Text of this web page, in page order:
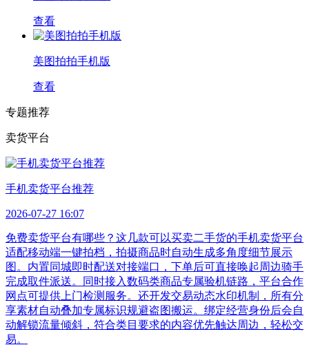
查看
美图拍拍手机版
查看
专题推荐
卖货平台
手机卖货平台推荐
2026-07-27 16:07
免费卖货平台有哪些？这几款可以买卖二手货的手机卖货平台
适配移动端一键拍档，拍摄商品时自动生成多角度细节展示
图。内置同城即时配送对接端口，下单后可直接唤起周边骑手
完成取件派送。同时接入数码类商品专属验机链路，平台合作
网点可提供上门检测服务。还开发交易动态水印机制，所有分
享素材自动叠加专属标识规避盗图搬运。绑定经营身份后会自
动解锁流量倾斜，符合类目要求的内容优先触达周边，轻松交
易。